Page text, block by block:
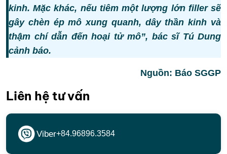
kinh. Mặc khác, nếu tiêm một lượng lớn filler sẽ
gây chèn ép mô xung quanh, dây thần kinh và
thậm chí dẫn đến hoại tử mô”, bác sĩ Tú Dung
cảnh báo.
Nguồn: Báo SGGP
Liên hệ tư vấn
Viber+84.96896.3584